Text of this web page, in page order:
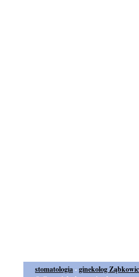
stomatologia-ginekolog